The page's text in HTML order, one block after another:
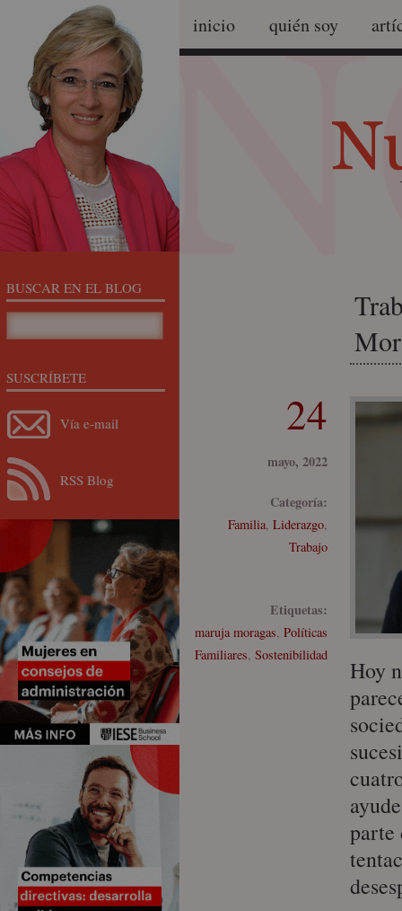
inicio quién soy
24
mayo, 2022
Categoría:
Familia, Liderazgo,
Trabajo
Etiquetas:
maruja moragas, Políticas
Familiares, Sostenibilidad
Hoy
parte
BUSCAR EN EL BLOG
SUSCRÍBETE
Vía e-mail
RSS Blog